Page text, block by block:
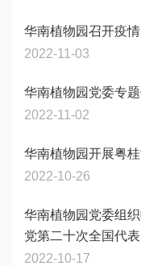
华南植物园召开疫
2022-11-03
华南植物园党委专
2022-11-02
华南植物园开展粤
2022-10-26
华南植物园党委组
党第二十次全国代
2022-10-17